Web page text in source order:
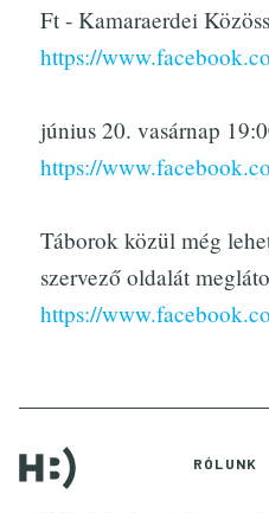
Ft - Kamaraerdei
https://
június 20. vasárnap
https://
Táborok közül még
szervező oldalát
https://
RÓLUNK